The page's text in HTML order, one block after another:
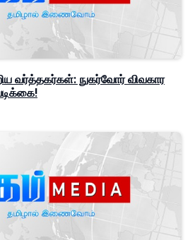
வர்த்தகர்கள்: நுகர்வோர் விவகார